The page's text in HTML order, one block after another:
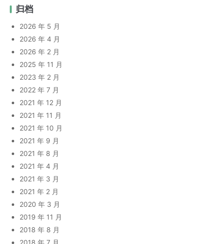
归档
2026 年 5 月
2026 年 4 月
2026 年 2 月
2025 年 11 月
2023 年 2 月
2022 年 7 月
2021 年 12 月
2021 年 11 月
2021 年 10 月
2021 年 9 月
2021 年 8 月
2021 年 4 月
2021 年 3 月
2021 年 2 月
2020 年 3 月
2019 年 11 月
2018 年 8 月